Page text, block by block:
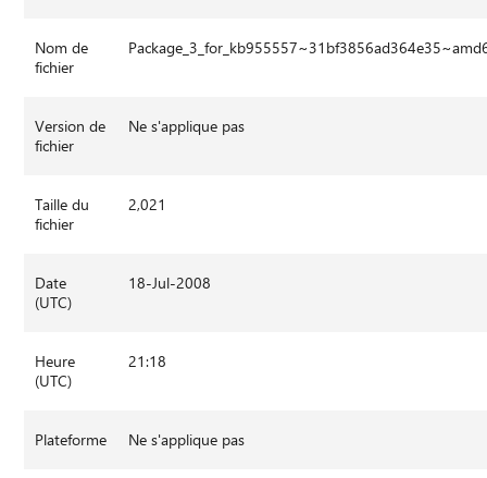
Nom de
fichier
Version de
fichier
Ne s'applique pas
Taille du
fichier
2,021
Date
(UTC)
18-Jul-2008
Heure
(UTC)
21:18
Plateforme Ne s'applique pas